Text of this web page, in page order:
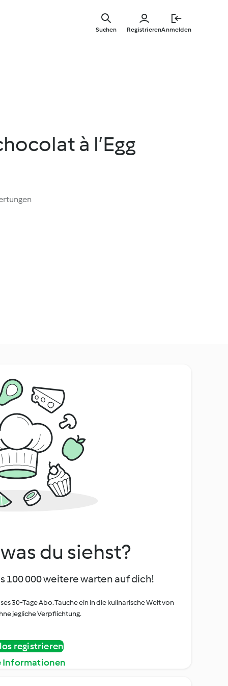
RegistrierenAnmelden
Suchen
à l’Egg
du siehst?
100 000 weitere warten auf dich!
30-Tage Abo. Tauche ein in die kulinarische Welt von
jegliche Verpflichtung.
registrieren
Informationen